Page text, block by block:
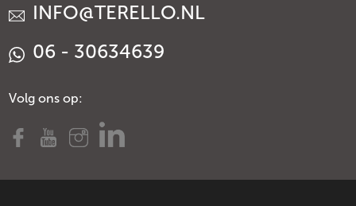
INFO@TERELLO.NL
06 - 30634639
Volg ons op: